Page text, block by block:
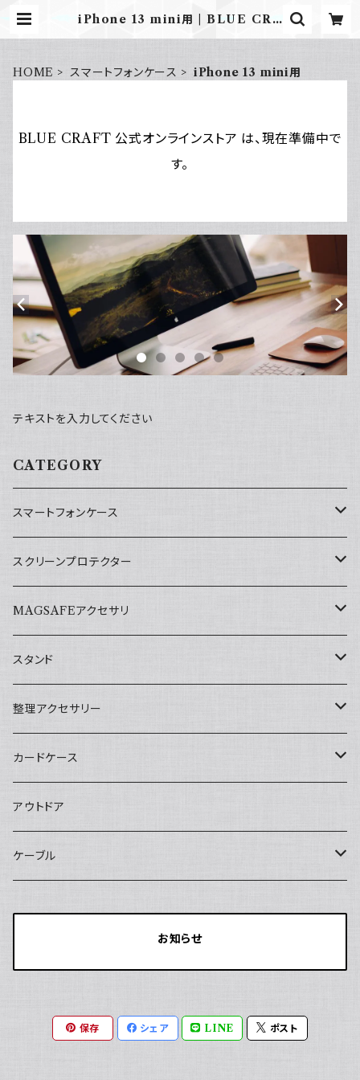
iPhone 13 mini用 | BLUE CRA
HOME スマートフォンケース iPhone 13 mini用
BLUE CRAFT 公式オンラインストア は、現在準備中で
す。
テキストを入力してください
CATEGORY
スマートフォンケース
iPhone 13 mini用
iPhone 13用
iPhone 13 Pro用
iPhone 13 Pro Max用
スクリーンプロテクター
iPhone 13 mini用
iPhone 13/iPhone Pro用
iPhone 13 Pro Max用
MAGSAFEアクセサリ
スマホリング
スマホスタンド
スタンド
折りたたみ式スマホ・タブレットスタンド
マグネット式スマホスタンド
整理アクセサリー
マグネット式ケーブルオーガナイザー
カードケース
SIMカードケース
最大18枚収納
メモリーカードケース
最大18枚収納
アウトドア
ケーブル
お知らせ
保存 シェア LINE ポスト